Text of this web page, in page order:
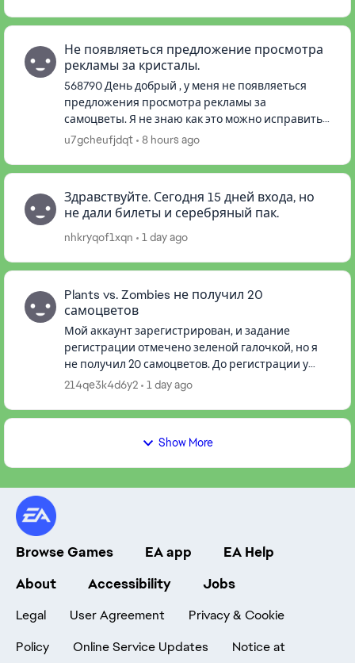
Не появляеться предложение просмотра
рекламы за кристалы.
568790 День добрый , у меня не появляеться
предложения просмотра рекламы за
самоцветы. Я не знаю как это можно исправить ,
впн не помогает , переустановка игры не
u7gcheufjdqt 8 hours ago
Здравствуйте. Сегодня 15 дней входа, но
не дали билеты и серебряный пак.
nhkryqof1xqn 1 day ago
Plants vs. Zombies не получил 20
самоцветов
Мой аккаунт зарегистрирован, и задание
регистрации отмечено зеленой галочкой, но я
не получил 20 самоцветов. До регистрации у
меня было 15 самоцветов, и они до сих пор есть.
214qe3k4d6y2 1 day ago
Show More
Browse Games EA app
EA Help
About
Accessibility Jobs
Legal User Agreement
Privacy & Cookie
Policy
Online Service Updates Notice at